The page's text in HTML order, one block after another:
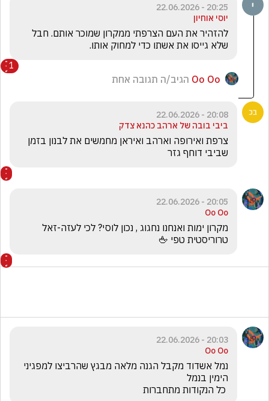
20:25 - 22.06.2026
יוסי אוחיון
שלא גייסו את אשתו כדי למחוק אותו.
1
Oo Oo הגיב/ה תגובה אחת
20:08 - 22.06.2026
ביבי בובה של ארהב כהנא צדק
שביבי דוחף גזר
20:05 - 22.06.2026
Oo Oo
טרוריסטית טפי 🖕
20:03 - 22.06.2026
Oo Oo